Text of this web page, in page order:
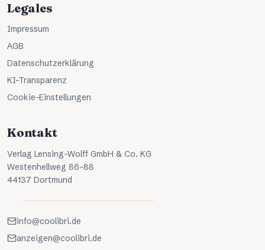
Legales
Impressum
AGB
Datenschutzerklärung
KI-Transparenz
Cookie-Einstellungen
Kontakt
Verlag Lensing-Wolff GmbH & Co. KG
Westenhellweg 86-88
44137 Dortmund
info@coolibri.de
anzeigen@coolibri.de